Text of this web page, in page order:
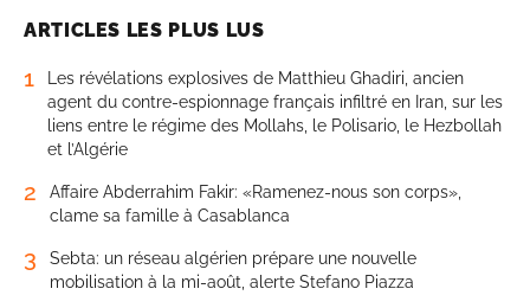
ARTICLES LES PLUS LUS
1
Les révélations explosives de Matthieu Ghadiri, ancien
agent du contre-espionnage français infiltré en Iran, sur les
liens entre le régime des Mollahs, le Polisario, le Hezbollah
et l’Algérie
2
Affaire Abderrahim Fakir: «Ramenez-nous son corps»,
clame sa famille à Casablanca
3
Sebta: un réseau algérien prépare une nouvelle
mobilisation à la mi-août, alerte Stefano Piazza